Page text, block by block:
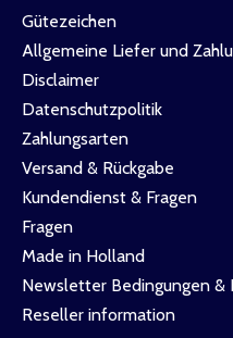
Gütezeichen
Allgemeine Liefer und
Disclaimer
Datenschutzpolitik
Zahlungsarten
Versand & Rückgabe
Kundendienst & Fragen
Fragen
Made in Holland
Newsletter Bedingungen &
Reseller information